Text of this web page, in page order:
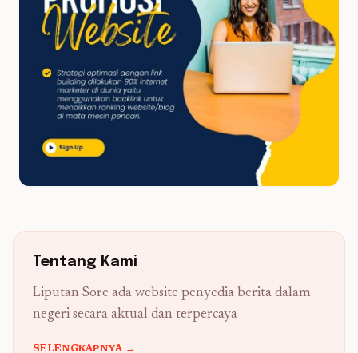
Tentang Kami
Liputan Sore ada website penyedia berita dalam
negeri secara aktual dan terpercaya
SELENGKAPNYA →